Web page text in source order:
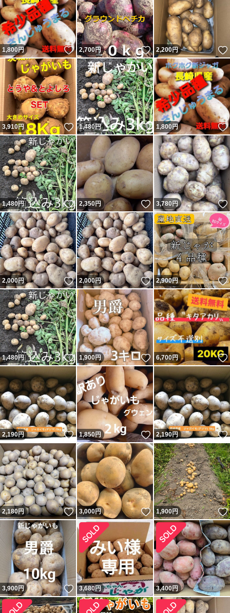
1,800 円 いいね！
2,700円 いいね！
2,200円
3,910円 いいね！
1,480円 いいね！
1,800 円
1,480円 いいね！
2,350円 いいね！
3,780円
2,000円 いいね！
2,000円 いいね！
2,900円
1,480円 いいね！
1,900円 いいね！
6,700円
2,190円 いいね！
1,850円 いいね！
2,190円
2,180円 いいね！
3,000円 いいね！
1,900円
3,900円 いいね！
3,680円 3,400円